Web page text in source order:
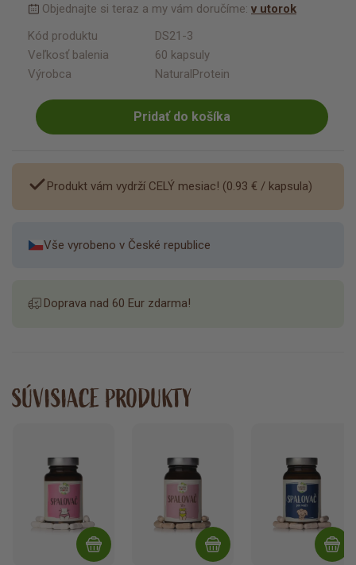
Objednajte si teraz a my vám doručíme: v utorok
Kód produktu
DS21-3
Veľkosť balenia
60 kapsuly
Výrobca
NaturalProtein
Pridať do košíka
Produkt vám vydrží CELÝ mesiac! (0.93 € / kapsula)
Vše vyrobeno v České republice
Doprava nad 60 Eur zdarma!
SÚVISIACE PRODUKTY